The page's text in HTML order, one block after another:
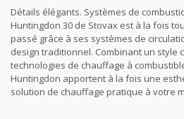
Détails élégants. Systèmes de
Huntingdon 30 de Stovax est à la fois
passé grâce à ses systèmes de
design traditionnel. Combinant un style
technologies de chauffage à
Huntingdon apportent à la fois une
solution de chauffage pratique à votre